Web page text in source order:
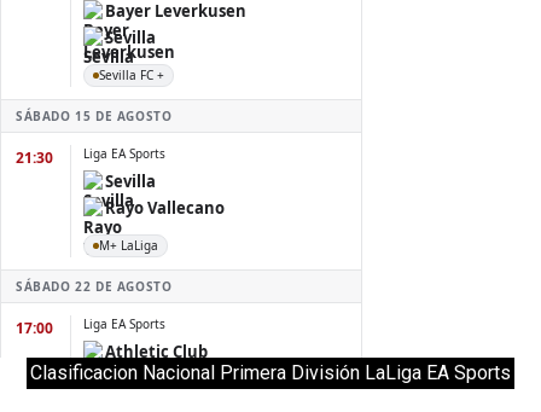
Clasificacion Nacional Primera División LaLiga EA Sports